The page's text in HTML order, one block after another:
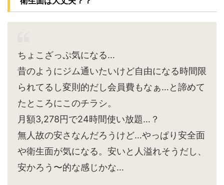
ちょこざっぷ気になる…
昔のようにジム通いたいけど自由になる時間限
られてるし変則的だし会員費もなぁ…と諦めて
たところにこのチラシ。
月額3,278円で24時間使い放題…？
無人故の安さなんだろうけど…やっぱり安全面
や衛生面が気になる。安いと人溢れそうだし、
安かろう〜的な感じかな…